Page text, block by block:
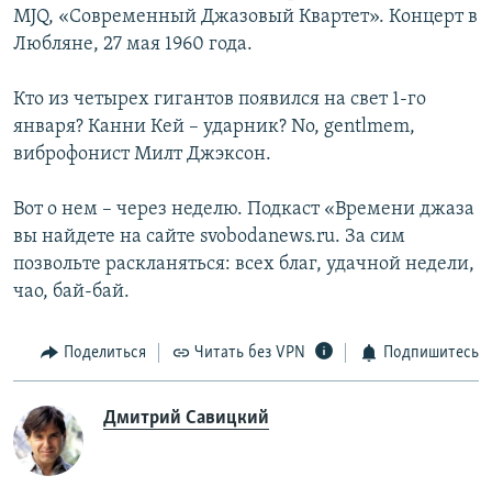
MJQ, «Современный Джазовый Квартет». Концерт в
Любляне, 27 мая 1960 года.
Кто из четырех гигантов появился на свет 1-го
января? Канни Кей – ударник? No, gentlmem,
виброфонист Милт Джэксон.
Вот о нем – через неделю. Подкаст «Времени джаза
вы найдете на сайте svobodanews.ru. За сим
позвольте раскланяться: всех благ, удачной недели,
чао, бай-бай.
Поделиться Читать без VPN Подпишитесь
Дмитрий Савицкий